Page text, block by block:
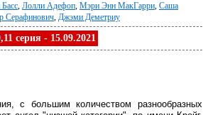
, Лолли Адефоп, Мэри Энн МакГарри, Саша
Серафинович, Джэми Деметриу
серия - 15.09.2021
с большим количеством разнообразных